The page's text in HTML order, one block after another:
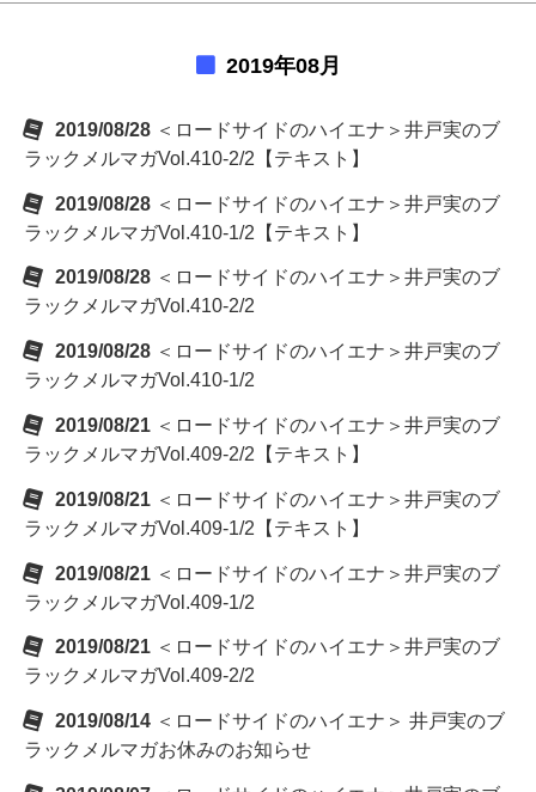
2019年08月
2019/08/28 ＜ロードサイドのハイエナ＞井戸実のブ
ラックメルマガVol.410-2/2【テキスト】
2019/08/28 ＜ロードサイドのハイエナ＞井戸実のブ
ラックメルマガVol.410-1/2【テキスト】
2019/08/28 ＜ロードサイドのハイエナ＞井戸実のブ
ラックメルマガVol.410-2/2
2019/08/28 ＜ロードサイドのハイエナ＞井戸実のブ
ラックメルマガVol.410-1/2
2019/08/21 ＜ロードサイドのハイエナ＞井戸実のブ
ラックメルマガVol.409-2/2【テキスト】
2019/08/21 ＜ロードサイドのハイエナ＞井戸実のブ
ラックメルマガVol.409-1/2【テキスト】
2019/08/21 ＜ロードサイドのハイエナ＞井戸実のブ
ラックメルマガVol.409-1/2
2019/08/21 ＜ロードサイドのハイエナ＞井戸実のブ
ラックメルマガVol.409-2/2
2019/08/14 ＜ロードサイドのハイエナ＞ 井戸実のブ
ラックメルマガお休みのお知らせ